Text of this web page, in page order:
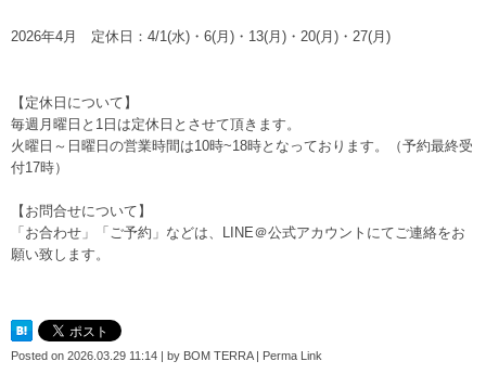
2026年4月 定休日：4/1(水)・6(月)・13(月)・20(月)・27(月)
【定休日について】
毎週月曜日と1日は定休日とさせて頂きます。
火曜日～日曜日の営業時間は10時~18時となっております。（予約最終受
付17時）
【お問合せについて】
「お合わせ」「ご予約」などは、
LINE＠公式アカウント にてご連絡をお
願い致します。
Posted on 2026.03.29 11:14 | by BOM TERRA| Perma Link